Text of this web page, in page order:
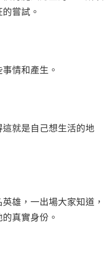
嘗試。
情和產生。
就是自己想生活的地
雄，一出場大家知道，
真實身份。